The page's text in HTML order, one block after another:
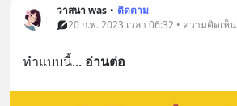
วาสนา was • ติดตาม
20 ก.พ. 2023 เวลา 06:32 • ความคิดเห็น
ทำแบบนี้... อ่านต่อ